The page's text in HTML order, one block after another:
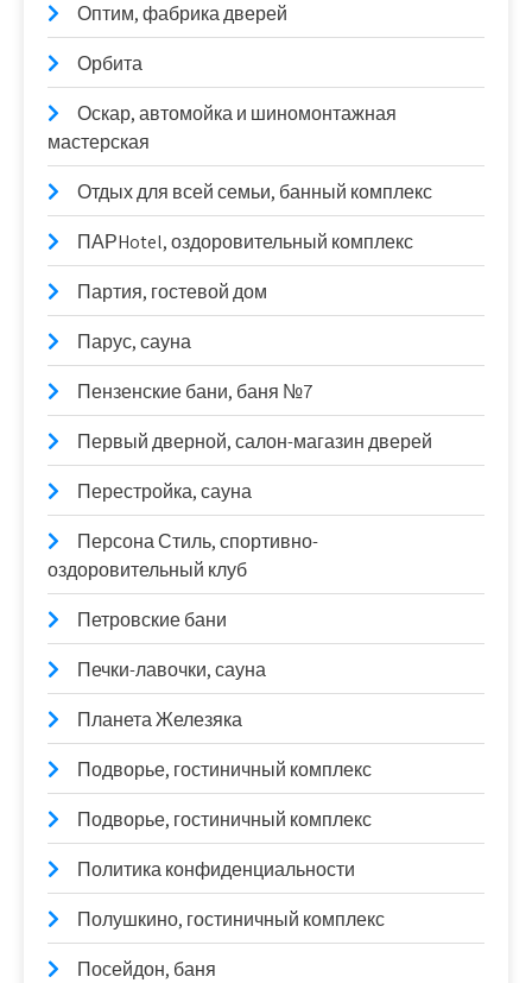
Оптим, фабрика дверей
Орбита
Оскар, автомойка и шиномонтажная
мастерская
Отдых для всей семьи, банный комплекс
ПАРHotel, оздоровительный комплекс
Партия, гостевой дом
Парус, сауна
Пензенские бани, баня №7
Первый дверной, салон-магазин дверей
Перестройка, сауна
Персона Стиль, спортивно-
оздоровительный клуб
Петровские бани
Печки-лавочки, сауна
Планета Железяка
Подворье, гостиничный комплекс
Подворье, гостиничный комплекс
Политика конфиденциальности
Полушкино, гостиничный комплекс
Посейдон, баня